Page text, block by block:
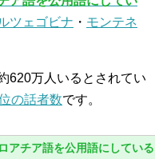
ツェゴビナ ・ モンテネ
620万人いるとされてい
の話者数です。
アチア語を公用語にしてい